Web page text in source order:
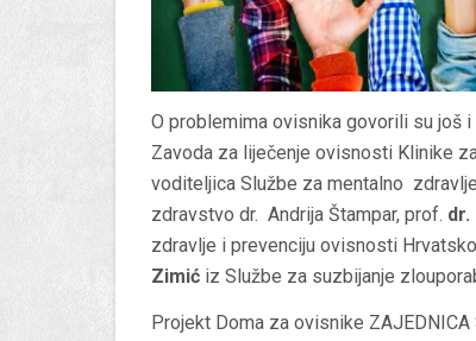
O problemima ovisnika govorili su još i
Zavoda za liječenje ovisnosti Klinike
voditeljica Službe za mentalno
zdravstvo dr. Andrija Štampar, prof. dr.
zdravlje i prevenciju ovisnosti
Zimić iz Službe za suzbijanje
Projekt Doma za ovisnike